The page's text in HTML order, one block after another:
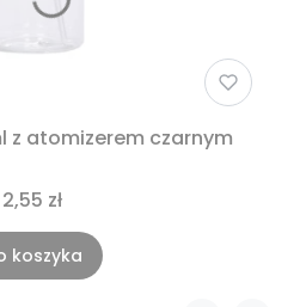
z atomizerem czarnym
2,55 zł
koszyka